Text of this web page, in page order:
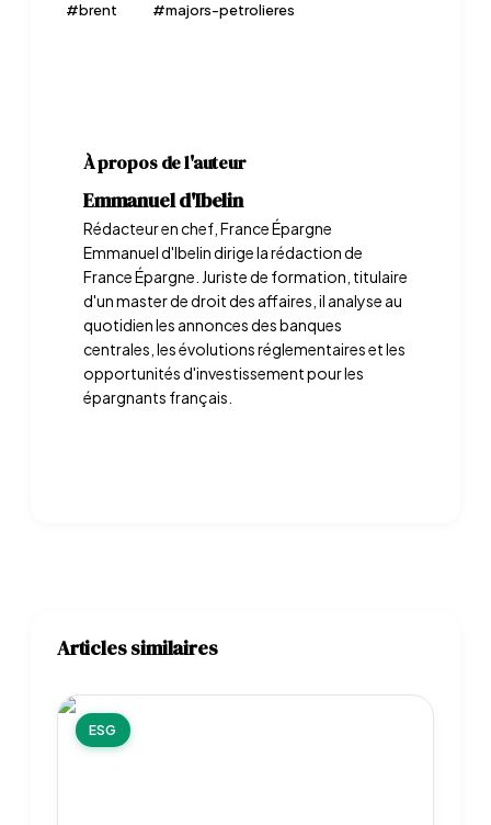
#brent #majors-petrolieres
À propos de l'auteur
Emmanuel d'Ibelin
Rédacteur en chef, France Épargne
Emmanuel d'Ibelin dirige la rédaction de
France Épargne. Juriste de formation, titulaire
d'un master de droit des affaires, il analyse au
quotidien les annonces des banques
centrales, les évolutions réglementaires et les
opportunités d'investissement pour les
épargnants français.
Articles similaires
ESG